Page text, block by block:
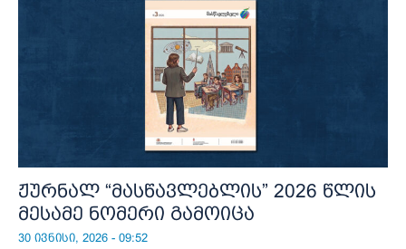
ჟურნალ “მასწავლებლის” 2026 წლის
მესამე ნომერი გამოიცა
30 ივნისი, 2026 - 09:52